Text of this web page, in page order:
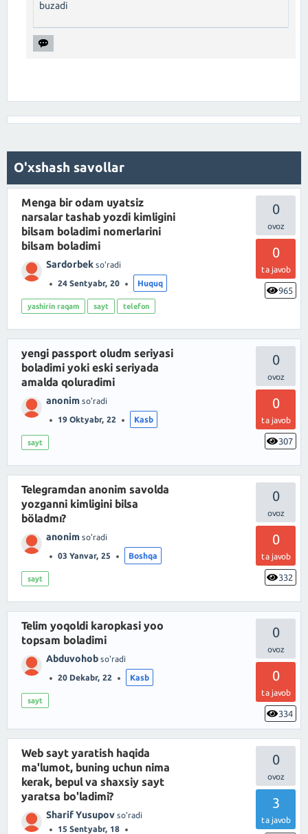
buzadi
O'xshash savollar
0
0
ta javob
965
Menga bir odam uyatsiz
narsalar tashab yozdi kimligini
bilsam boladimi nomerlarini
bilsam boladimi
Sardorbek so'radi
24 Sentyabr, 20 Huquq
yashirin raqam sayt telefon
0
0
ta javob
307
yengi passport oludm seriyasi
boladimi yoki eski seriyada
amalda qoluradimi
anonim so'radi
19 Oktyabr, 22 Kasb
sayt
0
0
ta javob
332
Telegramdan anonim savolda
yozganni kimligini bilsa
böladmı?
anonim so'radi
03 Yanvar, 25 Boshqa
sayt
0
0
ta javob
334
Telim yoqoldi karopkasi yoo
topsam boladimi
Abduvohob so'radi
20 Dekabr, 22 Kasb
sayt
0
3
ta javob
Web sayt yaratish haqida
ma'lumot, buning uchun nima
kerak, bepul va shaxsiy sayt
yaratsa bo'ladimi?
Sharif Yusupov so'radi
15 Sentyabr, 18